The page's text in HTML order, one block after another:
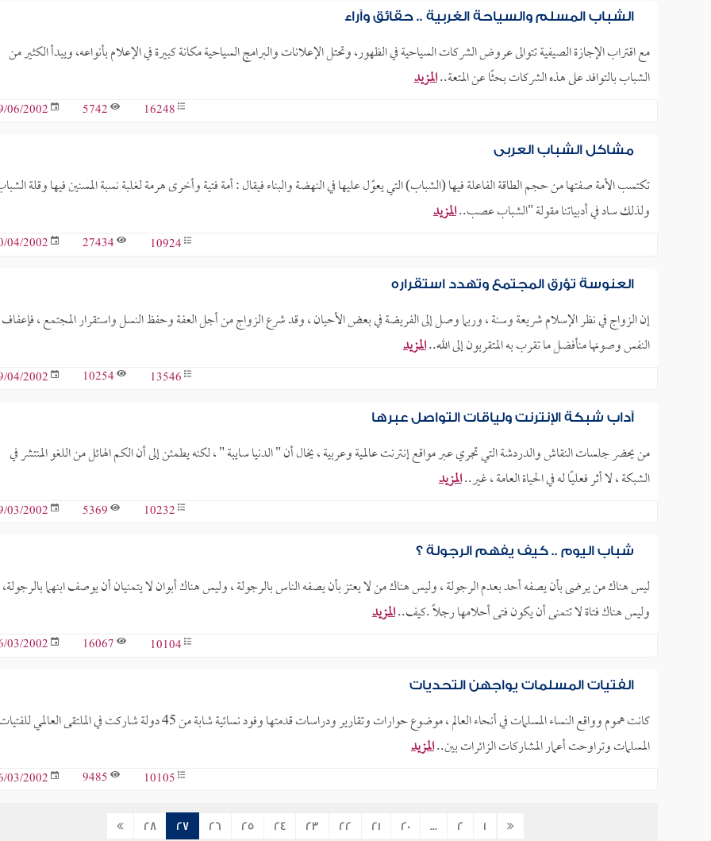
الشباب المسلم والسياحة الغربية .. حقائق وآراء
مع اقتراب الإجازة الصيفية تتوالى عروض الشركات السياحية في الظهور، وتحتل الإعلانات والبرامج السياحية مكانة كبيرة في الإعلام بأنواعه، ويبدأ الكثير من
الشباب بالتوافد على هذه الشركات بحثًا عن المتعة..المزيد
16248
5742
06/2002
مشاكل الشباب العربي
تكتسب الأمة صفتها من حجم الطاقة الفاعلة فيها (الشباب) التي يعوّل عليها في النهضة والبناء فيقال : أمة فتية وأخرى هرمة لغلبة نسبة المسنين فيها وقلة
ولذلك ساد في أدبياتنا مقولة "الشباب عصب..المزيد
10924
27434
04/2002
العنوسة تؤرق المجتمع وتهدد استقراره
إن الزواج في نظر الإسلام شريعة وسنة ، وربما وصل إلى الفريضة في بعض الأحيان ، وقد شرع الزواج من أجل العفة وحفظ النسل واستقرار المجتمع ، فإعفاف
النفس وصونها منأفضل ما تقرب به المتقربون إلى الله..المزيد
13546
10254
04/2002
آداب شبكة الإنترنت ولياقات التواصل عبرها
من يحضر جلسات النقاش والدردشة التي تجري عبر مواقع إنترنت عالمية وعربية ، يخال أن " الدنيا سايبة " ، لكنه يطمئن إلى أن الكم الهائل من اللغو المنتشر في
الشبكة ، لا أثر فعليـًا له في الحياة العامة ، غير..المزيد
10232
5369
03/2002
شباب اليوم .. كيف يفهم الرجولة ؟
ليس هناك من يرضى بأن يصفه أحد بعدم الرجولة ، وليس هناك من لا يعتز بأن يصفه الناس بالرجولة ، وليس هناك أبوان لا يتمنيان أن يوصف ابنهما بالرجولة،
وليس هناك فتاة لا تتمنى أن يكون فتى أحلامها رجلاً .كيف..المزيد
10104
16067
03/2002
الفتيات المسلمات يواجهن التحديات
كانت هموم وواقع النساء المسلمات في أنحاء العالم ، موضوع حوارات وتقارير ودراسات قدمتها وفود نسائية شابة من 45 دولة شاركت في الملتقى العالمي للفتيات
المسلمات وتراوحت أعمار المشاركات الزائرات بين..المزيد
10105
9485
03/2002
1
2
...
20
21
22
23
24
25
26
27
28